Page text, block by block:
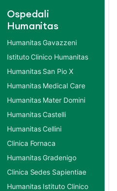
Ospedali
Humanitas
Humanitas Gavazzeni
Istituto Clinico Humanitas
Humanitas San Pio X
Humanitas Medical Care
Humanitas Mater Domini
Humanitas Castelli
Humanitas Cellini
Clinica Fornaca
Humanitas Gradenigo
Clinica Sedes Sapientiae
Humanitas Istituto Clinico